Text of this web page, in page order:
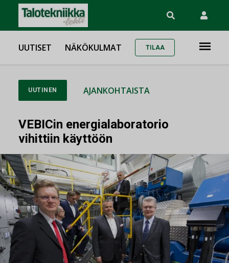
UUTISET NÄKÖKULMAT TILAA
UUTINEN AJANKOHTAISTA
VEBICin energialaboratorio
vihittiin käyttöön